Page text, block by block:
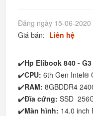
Đăng ngày 15-06-
Giá bán: Liên hệ
✔️Hp Elibook 840 -
✔️CPU: 6th Gen Intel®
✔️RAM: 8GBDDR4
✔️Đĩa cứng: SSD
✔️Màn hình: 14.0 inch